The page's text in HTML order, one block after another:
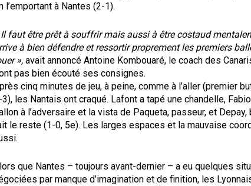
l’emportant à Nantes (2-1).
Il faut être prêt à souffrir mais aussi à être costaud
à bien défendre et ressortir proprement les premiers
»,avait annoncé Antoine Kombouaré, le coach des
pas bien écouté ses consignes.
cinq minutes de jeu, à peine, comme à l’aller (premier
les Nantais ont craqué. Lafont a tapé une chandelle,
à l’adversaire et la vista de Paqueta, passeur, et Depay,
le reste (1-0, 5e). Les larges espaces et la mauvaise
que Nantes – toujours avant-dernier – a eu quelques
par manque d’imagination et de finition, les